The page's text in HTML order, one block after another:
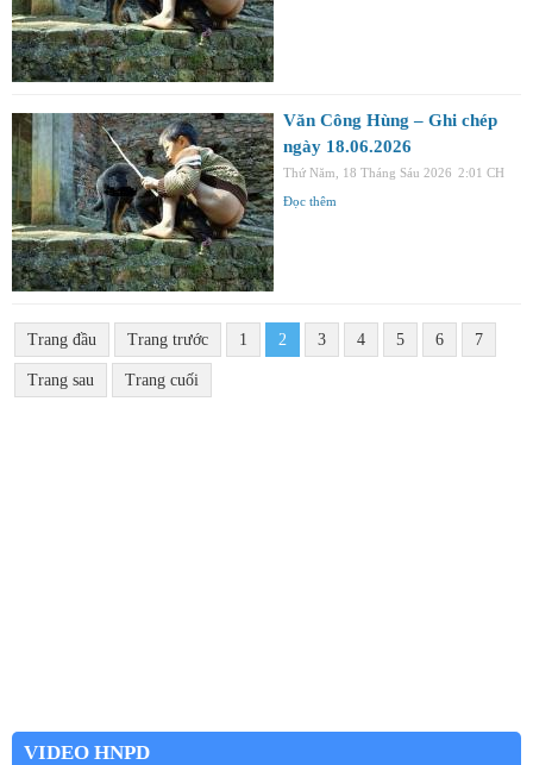
Văn Công Hùng – Ghi chép
ngày 18.06.2026
Thứ Năm, 18 Tháng Sáu 2026 2:01 CH
Đọc thêm
Trang đầu Trang trước 1 2 3 4 5 6 7
Trang sau Trang cuối
VIDEO HNPD